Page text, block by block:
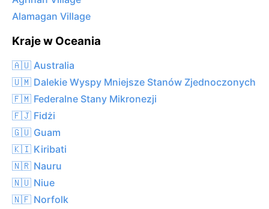
Alamagan Village
Kraje w Oceania
🇦🇺 Australia
🇺🇲 Dalekie Wyspy Mniejsze Stanów Zjednoczonych
🇫🇲 Federalne Stany Mikronezji
🇫🇯 Fidżi
🇬🇺 Guam
🇰🇮 Kiribati
🇳🇷 Nauru
🇳🇺 Niue
🇳🇫 Norfolk